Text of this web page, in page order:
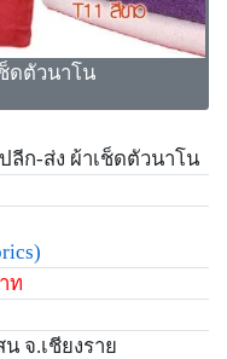
ดตัวนาโน
ลีก-ส่ง ผ้าเช็ดตัวนาโน
ท
น จ.เชียงราย